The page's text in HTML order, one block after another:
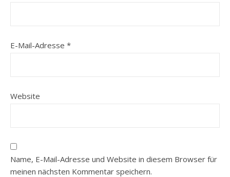
E-Mail-Adresse *
Website
Name, E-Mail-Adresse und Website in diesem Browser für
meinen nächsten Kommentar speichern.